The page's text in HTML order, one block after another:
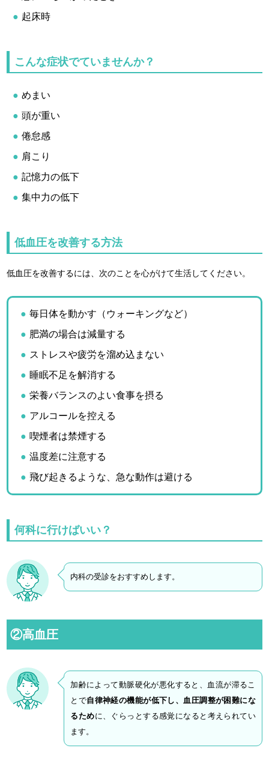
起床時
こんな症状でていませんか？
めまい
頭が重い
倦怠感
肩こり
記憶力の低下
集中力の低下
低血圧を改善する方法
低血圧を改善するには、次のことを心がけて生活してください。
毎日体を動かす（ウォーキングなど）
肥満の場合は減量する
ストレスや疲労を溜め込まない
睡眠不足を解消する
栄養バランスのよい食事を摂る
アルコールを控える
喫煙者は禁煙する
温度差に注意する
飛び起きるような、急な動作は避ける
何科に行けばいい？
内科の受診をおすすめします。
②高血圧
加齢によって動脈硬化が悪化すると、血流が滞るこ
とで自律神経の機能が低下し、血圧調整が困難にな
るために、ぐらっとする感覚になると考えられてい
ます。